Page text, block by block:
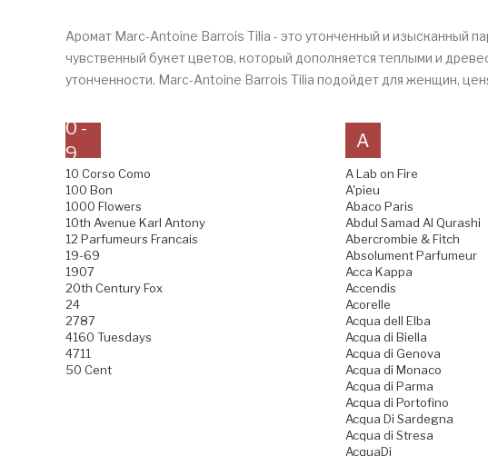
Аромат Marc-Antoine Barrois Tilia - это утонченный и изысканный
чувственный букет цветов, который дополняется теплыми и
утонченности. Marc-Antoine Barrois Tilia подойдет для женщин,
0 -
9
10 Corso Como
100 Bon
1000 Flowers
10th Avenue Karl Antony
12 Parfumeurs Francais
19-69
1907
20th Century Fox
24
2787
4160 Tuesdays
4711
50 Cent
A
A Lab on Fire
A'pieu
Abaco Paris
Abdul Samad Al Qurashi
Abercrombie & Fitch
Absolument Parfumeur
Acca Kappa
Accendis
Acorelle
Acqua dell Elba
Acqua di Biella
Acqua di Genova
Acqua di Monaco
Acqua di Parma
Acqua di Portofino
Acqua Di Sardegna
Acqua di Stresa
AcquaDi